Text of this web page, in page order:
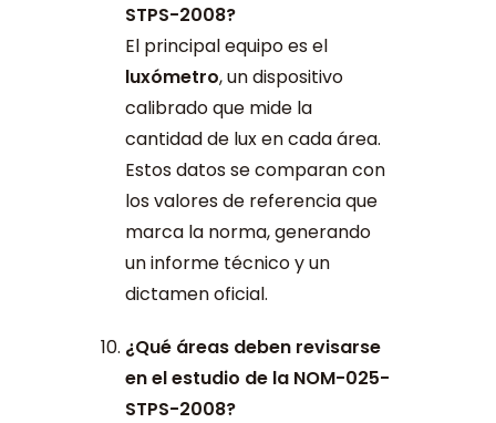
STPS-2008?
El principal equipo es el
luxómetro, un dispositivo
calibrado que mide la
cantidad de lux en cada área.
Estos datos se comparan con
los valores de referencia que
marca la norma, generando
un informe técnico y un
dictamen oficial.
¿Qué áreas deben revisarse
en el estudio de la NOM-025-
STPS-2008?